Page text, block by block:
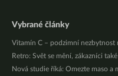
Vybrané články
Vitamín C – podzimní nezbytnost
Retro: Svět se mění, zákazníci také
Nová studie říká: Omezte maso a